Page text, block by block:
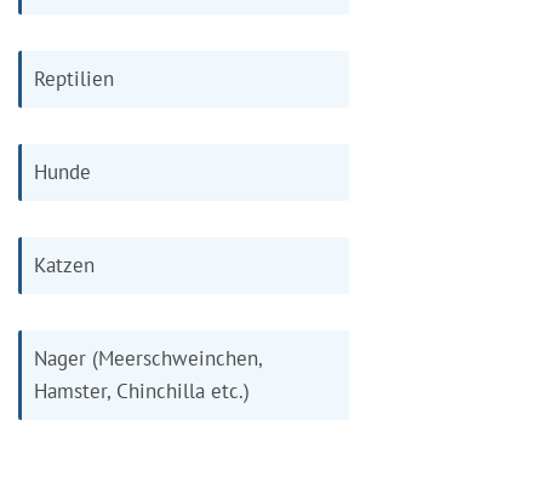
Reptilien
Hunde
Katzen
Nager (Meerschweinchen,
Hamster, Chinchilla etc.)